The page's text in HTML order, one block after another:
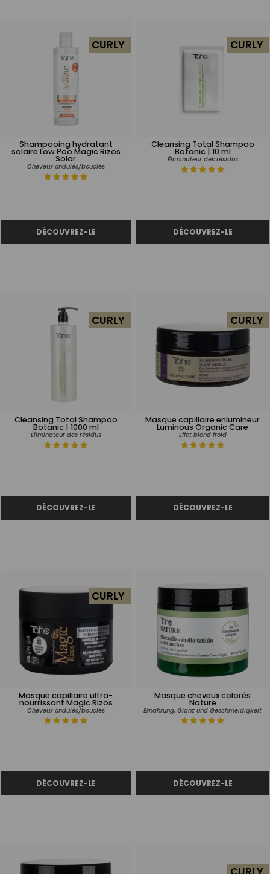
Shampooing hydratant
solaire Low Poo Magic Rizos
Solar
Cheveux ondulés/bouclés
CURLY
Cleansing Total Shampoo
Botanic | 10 ml
Èliminateur des rèsidus
CURLY
Cleansing Total Shampoo
Botanic | 1000 ml
Èliminateur des rèsidus
CURLY
Masque capillaire enlumineur
Luminous Organic Care
Effet blond froid
CURLY
Masque capillaire ultra-
nourrissant Magic Rizos
Cheveux ondulés/bouclés
CURLY
Masque cheveux colorés
Nature
Ernährung, Glanz und Geschmeidigkeit